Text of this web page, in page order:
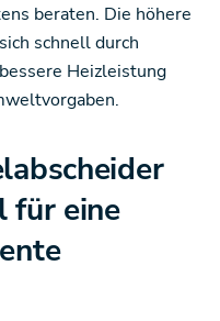
beraten. Die höhere
schnell durch
Heizleistung
für eine